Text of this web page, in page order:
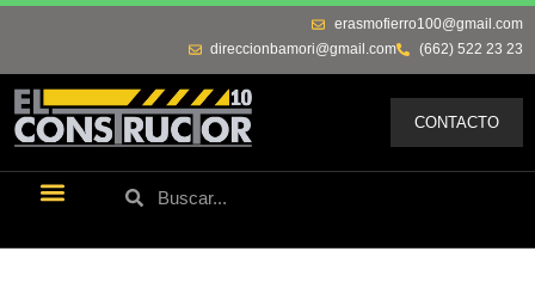
(662) 522 23 23
direccionbamori@gmail.com
erasmofierro100@gmail.com
CONTACTO